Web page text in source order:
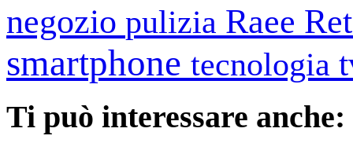
negozio pulizia Raee
smartphone tecnologia
Ti può interessare anche: